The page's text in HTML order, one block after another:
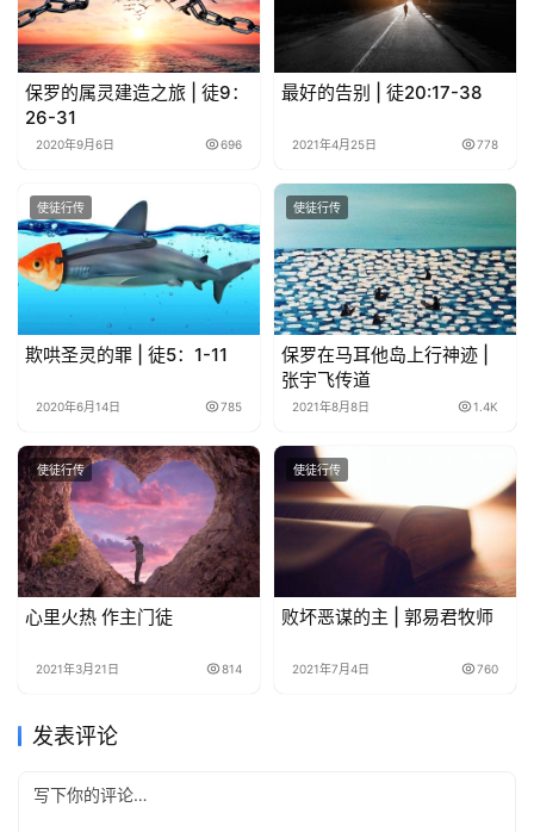
热
点
回
应
关
于
我
们
保罗的属灵建造之旅 | 徒9：
26-31
2020年9月6日 696
最好的告别 | 徒20:17-38
2021年4月25日 778
使徒行传
欺哄圣灵的罪 | 徒5：1-11
2020年6月14日 785
使徒行传
保罗在马耳他岛上行神迹 |
张宇飞传道
2021年8月8日 1.4K
使徒行传
心里火热 作主门徒
2021年3月21日 814
使徒行传
败坏恶谋的主 | 郭易君牧师
2021年7月4日 760
发表评论